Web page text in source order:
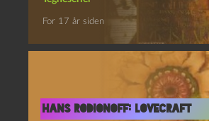
For 17 år siden
Hans Rodionoff: Lovecraft